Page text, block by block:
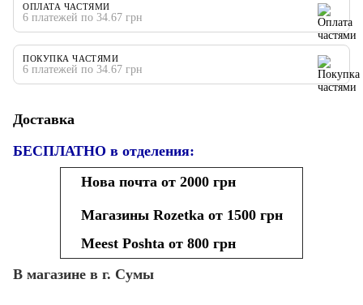
ОПЛАТА ЧАСТЯМИ
6 платежей по 34.67 грн
ПОКУПКА ЧАСТЯМИ
6 платежей по 34.67 грн
Доставка
БЕСПЛАТНО в отделения:
Нова почта от 2000 грн
Магазины Rozetka от 1500 грн
Meest Poshta от 800 грн
В магазине в г. Сумы